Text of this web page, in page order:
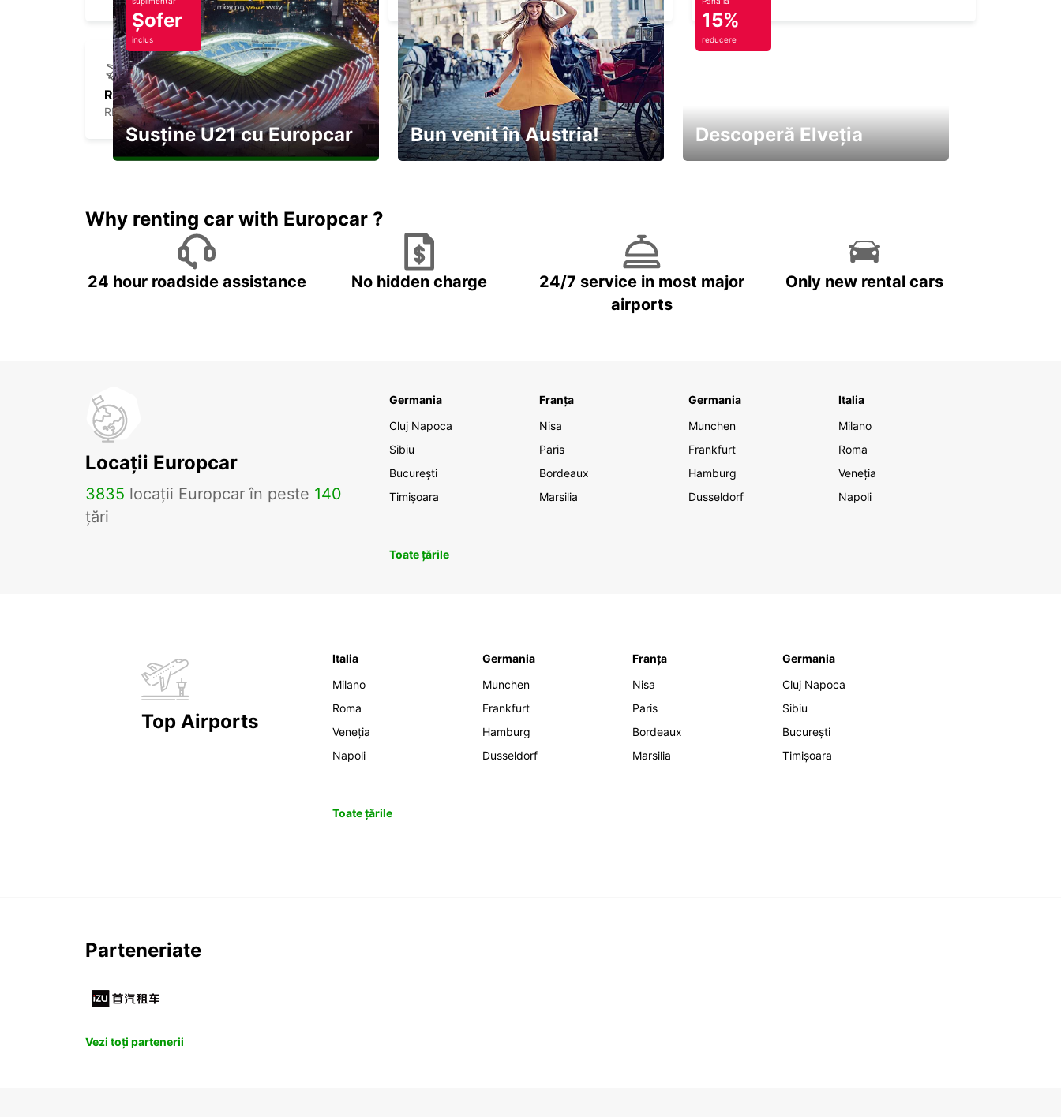
RICHARDS BAY AIRPORT
RICHARDS BAY - SOUTH AFRICA
Șofer
inclus
Susține U21 cu Europcar Bun venit în Austria!
15%
reducere
Descoperă Elveția
Why renting car with Europcar ?
24 hour roadside assistance No hidden charge
24/7 service in most major
airports
Only new rental cars
Locații Europcar
3835 locații Europcar în peste 140
țări
Germania
Cluj Napoca
Sibiu
București
Timișoara
Franța
Nisa
Paris
Bordeaux
Marsilia
Germania
Munchen
Frankfurt
Hamburg
Dusseldorf
Italia
Milano
Roma
Veneția
Napoli
Toate țările
Top Airports
Italia
Milano
Roma
Veneția
Napoli
Germania
Munchen
Frankfurt
Hamburg
Dusseldorf
Franța
Nisa
Paris
Bordeaux
Marsilia
Germania
Cluj Napoca
Sibiu
București
Timișoara
Toate țările
Parteneriate
Vezi toți partenerii